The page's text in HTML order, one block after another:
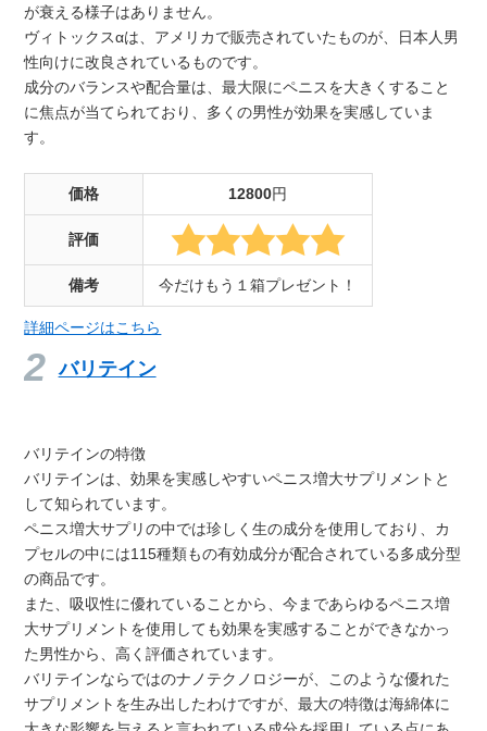
が衰える様子はありません。
ヴィトックスαは、アメリカで販売されていたものが、日本人男
性向けに改良されているものです。
成分のバランスや配合量は、最大限にペニスを大きくすること
に焦点が当てられており、多くの男性が効果を実感していま
す。
価格 12800円
評価
備考 今だけもう１箱プレゼント！
詳細ページはこちら
バリテイン
バリテインの特徴
バリテインは、効果を実感しやすいペニス増大サプリメントと
して知られています。
ペニス増大サプリの中では珍しく生の成分を使用しており、カ
プセルの中には115種類もの有効成分が配合されている多成分型
の商品です。
また、吸収性に優れていることから、今まであらゆるペニス増
大サプリメントを使用しても効果を実感することができなかっ
た男性から、高く評価されています。
バリテインならではのナノテクノロジーが、このような優れた
サプリメントを生み出したわけですが、最大の特徴は海綿体に